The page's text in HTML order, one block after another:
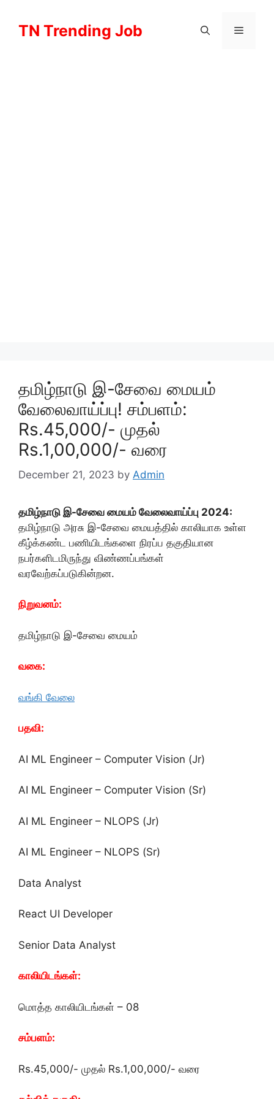
contentTN Trending Job Menu
தமிழ்நாடு இ-சேவை மையம்
வேலைவாய்ப்பு! சம்பளம்:
Rs.45,000/- முதல்
Rs.1,00,000/- வரை
December 21, 2023 by Admin
தமிழ்நாடு இ-சேவை மையம் வேலைவாய்ப்பு 2024:
தமிழ்நாடு அரசு இ-சேவை மையத்தில் காலியாக உள்ள
கீழ்க்கண்ட பணியிடங்களை நிரப்ப தகுதியான
நபர்களிடமிருந்து விண்ணப்பங்கள்
வரவேற்கப்படுகின்றன.
நிறுவனம்:
தமிழ்நாடு இ-சேவை மையம்
வகை:
வங்கி வேலை
பதவி:
AI ML Engineer – Computer Vision (Jr)
AI ML Engineer – Computer Vision (Sr)
AI ML Engineer – NLOPS (Jr)
AI ML Engineer – NLOPS (Sr)
Data Analyst
React UI Developer
Senior Data Analyst
காலியிடங்கள்:
மொத்த காலியிடங்கள் – 08
சம்பளம்:
Rs.45,000/- முதல் Rs.1,00,000/- வரை